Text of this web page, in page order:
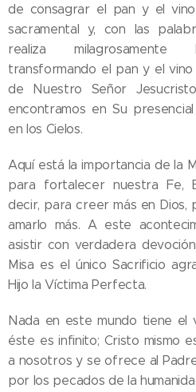
de consagrar el pan y el
sacramental y, con las
realiza milagrosamente
transformando el pan y el
de Nuestro Señor
encontramos en Su
en los Cielos.
Aquí está la importancia de la
para fortalecer nuestra Fe,
decir, para creer más en Dios,
amarlo más. A este
asistir con verdadera
Misa es el único Sacrificio
Hijo la Víctima Perfecta.
Nada en este mundo tiene el
éste es infinito; Cristo mismo
a nosotros y se ofrece al
por los pecados de la